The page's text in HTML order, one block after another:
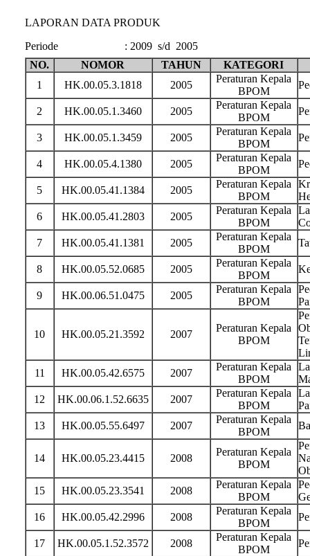
LAPORAN DATA PRODUK
Periode
: 2009 s/d 2005
NO.
NOMOR TAHUN
KATEGORI
1
HK.00.05.3.1818 2005
Peraturan Kepala
BPOM
2 HK.00.05.1.3460 2005
Peraturan Kepala
BPOM
3 HK.00.05.1.3459 2005
Peraturan Kepala
BPOM
4 HK.00.05.4.1380 2005
Peraturan Kepala
BPOM
5 HK.00.05.41.1384 2005
Peraturan Kepala
BPOM
6
HK.00.05.41.2803 2005
Peraturan Kepala
BPOM
7
HK.00.05.41.1381 2005
Peraturan Kepala
BPOM
8 HK.00.05.52.0685 2005
Peraturan Kepala
BPOM
9 HK.00.06.51.0475 2005
Peraturan Kepala
BPOM
10 HK.00.05.21.3592 2007
Peraturan Kepala
BPOM
11
HK.00.05.42.6575 2007
Peraturan Kepala
BPOM
12
HK.00.06.1.52.6635 2007
Peraturan Kepala
BPOM
13
HK.00.05.55.6497 2007
Peraturan Kepala
BPOM
14 HK.00.05.23.4415 2008
Peraturan Kepala
BPOM
15
HK.00.05.23.3541 2008
Peraturan Kepala
BPOM
16
HK.00.05.42.2996 2008
Peraturan Kepala
BPOM
17 HK.00.05.1.52.3572 2008
Peraturan Kepala
BPOM